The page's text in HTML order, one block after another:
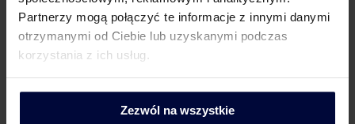
Partnerzy mogą połączyć te informacje z innymi danymi
otrzymanymi od Ciebie lub uzyskanymi podczas
korzystania z ich usług.
Zezwól na wszystkie
Lider Obszaru Komunikacji
+48 500 127 570